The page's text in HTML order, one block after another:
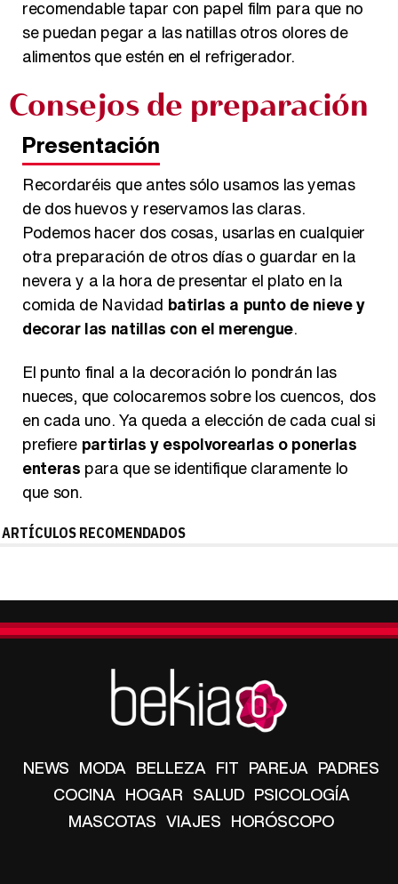
recomendable tapar con papel film para que no
se puedan pegar a las natillas otros olores de
alimentos que estén en el refrigerador.
Consejos de preparación
Presentación
Recordaréis que antes sólo usamos las yemas
de dos huevos y reservamos las claras.
Podemos hacer dos cosas, usarlas en cualquier
otra preparación de otros días o guardar en la
nevera y a la hora de presentar el plato en la
comida de Navidad batirlas a punto de nieve y
decorar las natillas con el merengue.
El punto final a la decoración lo pondrán las
nueces, que colocaremos sobre los cuencos, dos
en cada uno. Ya queda a elección de cada cual si
prefiere partirlas y espolvorearlas o ponerlas
enteras para que se identifique claramente lo
que son.
ARTÍCULOS RECOMENDADOS
NEWS MODA BELLEZA FIT PAREJA PADRES
COCINA HOGAR SALUD PSICOLOGÍA
MASCOTAS VIAJES HORÓSCOPO